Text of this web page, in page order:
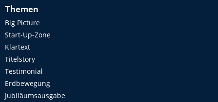
Themen
Big Picture
Start-Up-Zone
Klartext
Titelstory
Testimonial
Erdbewegung
Jubiläumsausgabe